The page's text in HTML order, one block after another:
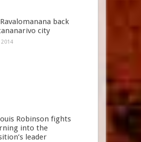
back
city
Robinson fights
into the
leader